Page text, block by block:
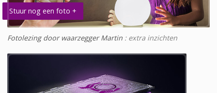
Stuur nog een foto +
Fotolezing door waarzegger Martin : extra inzichten